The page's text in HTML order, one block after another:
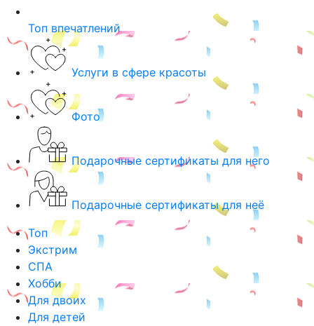
Топ впечатлений
Услуги в сфере красоты
Фото
Подарочные сертификаты для него
Подарочные сертификаты для неё
Топ
Экстрим
СПА
Хобби
Для двоих
Для детей